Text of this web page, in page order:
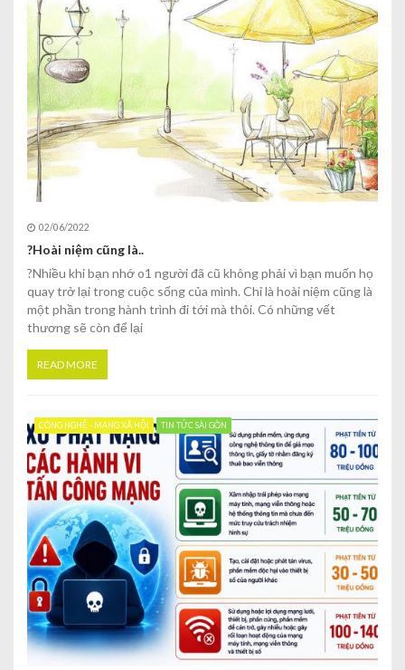
02/06/2022
?Hoài niệm cũng là..
?Nhiều khi bạn nhớ o1 người đã cũ không phải vì bạn muốn họ
quay trở lại trong cuộc sống của mình. Chỉ là hoài niệm cũng là
một phần trong hành trình đi tới mà thôi. Có những vết
thương sẽ còn để lại
READ MORE
CÔNG NGHỆ - MẠNG XÃ HỘI TIN TỨC SÀI GÒN